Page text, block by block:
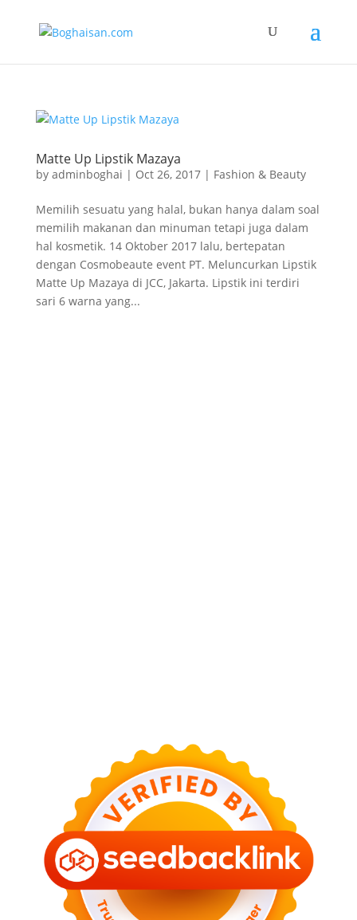
Matte Up Lipstik Mazaya
by adminboghai | Oct 26, 2017| Fashion & Beauty
Memilih sesuatu yang halal, bukan hanya dalam soal
memilih makanan dan minuman tetapi juga dalam
hal kosmetik. 14 Oktober 2017 lalu, bertepatan
dengan Cosmobeaute event PT. Meluncurkan Lipstik
Matte Up Mazaya di JCC, Jakarta. Lipstik ini terdiri
sari 6 warna yang...